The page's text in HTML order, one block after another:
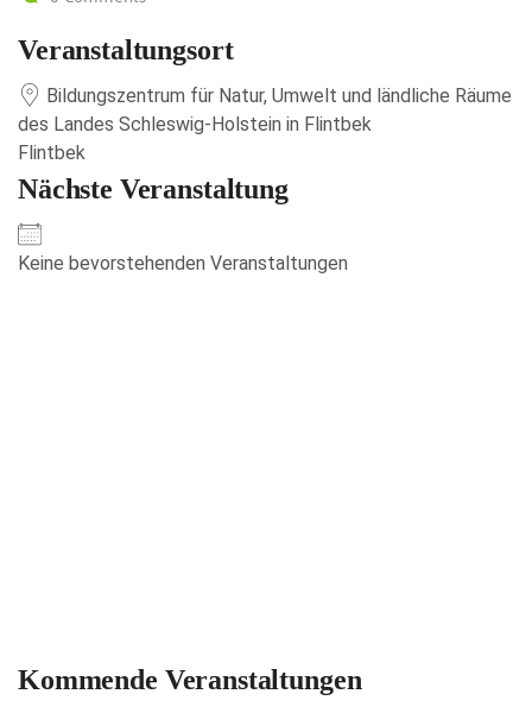
Veranstaltungsort
Bildungszentrum für Natur, Umwelt und ländliche Räume
des Landes Schleswig-Holstein in Flintbek
Flintbek
Nächste Veranstaltung
Keine bevorstehenden Veranstaltungen
Kommende Veranstaltungen